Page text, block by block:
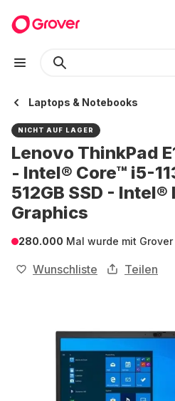
Laptops & Notebooks
NICHT AUF LAGER
Lenovo ThinkPad
- Intel® Core™ i5-
512GB SSD - Intel®
Graphics
280.000 Mal wurde mit
Wunschliste Teilen